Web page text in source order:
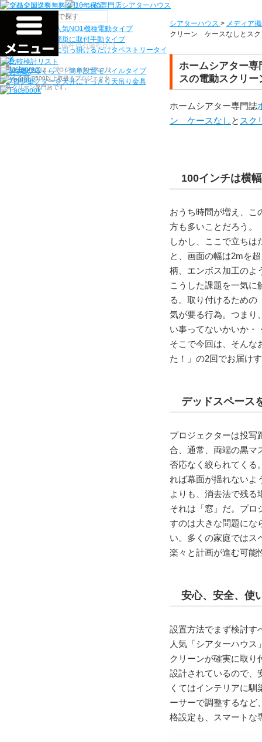
検索
シアターハウス > メディア
クリーン ケースなしとスク
ホームシアター専
スの電動スクリ
ホームシアター専門誌
ン ケースなし と スク
100インチは横
おうち時間が増え、こ
方も多いことだろう。
しかし、ここで立ち
と、画面の幅は2mを
柄、エンボス加工のよ
こうした課題を一気に
る。取り付けるための
気が要る行為。つまり
い事ってないかいか・
そこで今回は、そんな
た！」の2回でお届け
デッドスペース
プロジェクターは投写
合、通常、両端の黒マ
否応なく絞られてくる
れば幕面が揺れないよ
よりも、消去法で残る
それは「窓」だ。プロ
すのは大きな問題にな
い。多くの家庭ではス
楽々と計画が進む可能
安心、安全、使
設置方法でまず検討す
人気「シアターハウス
クリーンが確実に取り
設計されているので、
くてはインテリアに
ーサーで調整するなど
格設定も、スマートな
機種から選ぶ
シアターハウス人気NO1機種電動タイプ
電源工事なしで簡単に取付手動タイプ
ネジ付きフックに引っ掛けるだけタペストリータイ
プ
持ち運びらくらく！簡単設置モバイルタイプ
プロジェクターを天井にすっきり 天吊り金具
〒910-0122 福井県福井市石盛町613
シアターハウスは、プロジェクタースクリ
ーンを全部で500以上取扱うプロジェクタ
ースクリーン専門店です。